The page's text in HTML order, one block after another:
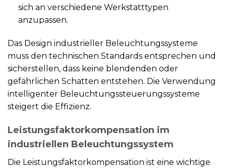
sich an verschiedene Werkstatttypen
anzupassen.
Das Design industrieller Beleuchtungssysteme
muss den technischen Standards entsprechen und
sicherstellen, dass keine blendenden oder
gefährlichen Schatten entstehen. Die Verwendung
intelligenter Beleuchtungssteuerungssysteme
steigert die Effizienz.
Leistungsfaktorkompensation im
industriellen Beleuchtungssystem
Die Leistungsfaktorkompensation ist eine wichtige